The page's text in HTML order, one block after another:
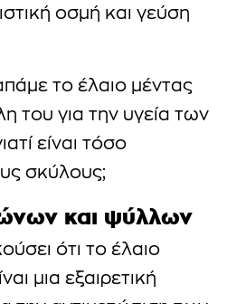
οσμή και γεύση
το έλαιο μέντας
του για την υγεία των
είναι τόσο
σκύλους;
και ψύλλων
ότι το έλαιο
μια εξαιρετική